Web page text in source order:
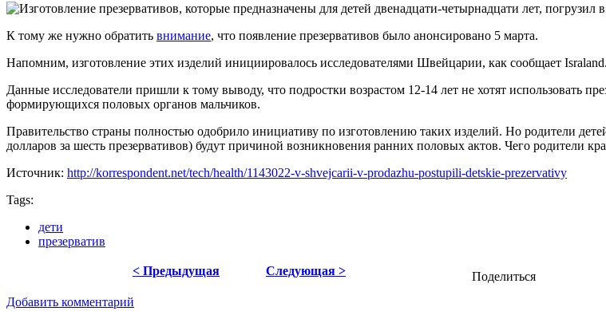
Изготовление презервативов, которые предназначены для детей двенадцати-четырнадцати лет,
К тому же нужно обратить внимание, что появление презервативов было анонсировано 5 марта.
Напомним, изготовление этих изделий инициировалось исследователями Швейцарии, как сообщает Israland.
Данные исследователи пришли к тому выводу, что подростки возрастом 12-14 лет не хотят использовать
формирующихся половых органов мальчиков.
Правительство страны полностью одобрило инициативу по изготовлению таких изделий. Но родители
долларов за шесть презервативов) будут причиной возникновения ранних половых актов. Чего родители
Источник: http://korrespondent.net/tech/health/1143022-v-shvejcarii-v-prodazhu-postupili-detskie-prezervativy
Tags:
дети
презерватив
Поделиться
< Предыдущая Следующая >
Добавить комментарий